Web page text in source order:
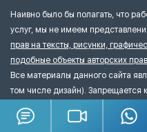
Наивно было бы полагать, что
услуг, мы не имеем
прав на тексты, рисунки,
подобные объекты авторских
Все материалы данного сайта
том числе дизайн). Запрещается
числе путем копирования на
любое иное использование